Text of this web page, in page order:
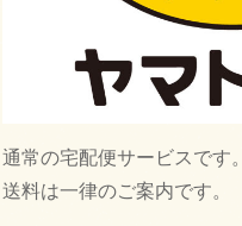
通常の宅配便サービスです。
送料は一律のご案内です。